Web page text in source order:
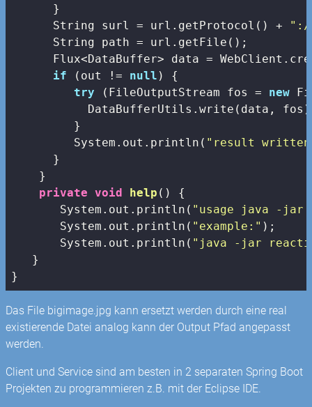
      }
      String surl = url.getProtocol() +
      String path = url.getFile();
Flux<DataBuffer> data =
if (out != null ) {
try (FileOutputStream fos = new
DataBufferUtils.write(data,
         }
         System.out.println(
"result
      }
    }
private void help ()
{
       System.out.println(
"usage java -jar
       System.out.println(
"example:" );
       System.out.println(
"java -jar
   }
Das File bigimage.jpg kann ersetzt werden durch eine real
existierende Datei analog kann der Output Pfad angepasst
werden.
Client und Service sind am besten in 2 separaten Spring Boot
Projekten zu programmieren z.B. mit der Eclipse IDE.